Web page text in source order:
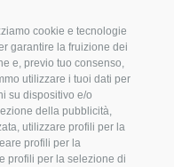
cookie e tecnologie
garantire la fruizione dei
e, previo tuo consenso,
utilizzare i tuoi dati per
su dispositivo e/o
della pubblicità,
utilizzare profili per la
profili per la
profili per la selezione di